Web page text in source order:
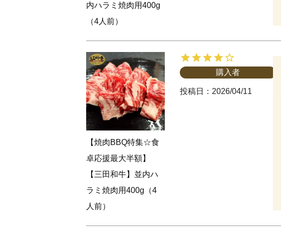
内ハラミ焼肉用400g
（4人前）
【焼肉BBQ特集☆食
卓応援最大半額】
【三田和牛】並内ハ
ラミ焼肉用400g（4
人前）
購入者
投稿日 2026/04/11